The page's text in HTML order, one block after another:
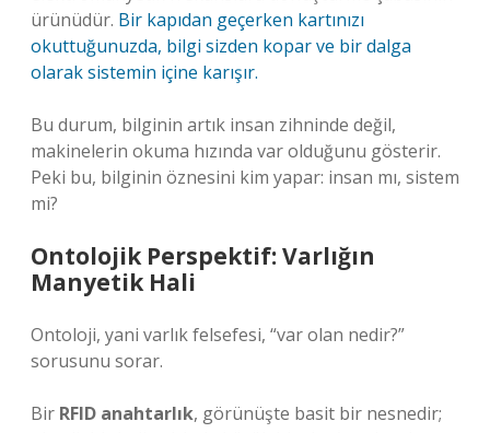
ürünüdür. Bir kapıdan geçerken kartınızı
okuttuğunuzda, bilgi sizden kopar ve bir dalga
olarak sistemin içine karışır.
Bu durum, bilginin artık insan zihninde değil,
makinelerin okuma hızında var olduğunu gösterir.
Peki bu, bilginin öznesini kim yapar: insan mı, sistem
mi?
Ontolojik Perspektif: Varlığın
Manyetik Hali
Ontoloji, yani varlık felsefesi, “var olan nedir?”
sorusunu sorar.
Bir RFID anahtarlık, görünüşte basit bir nesnedir;